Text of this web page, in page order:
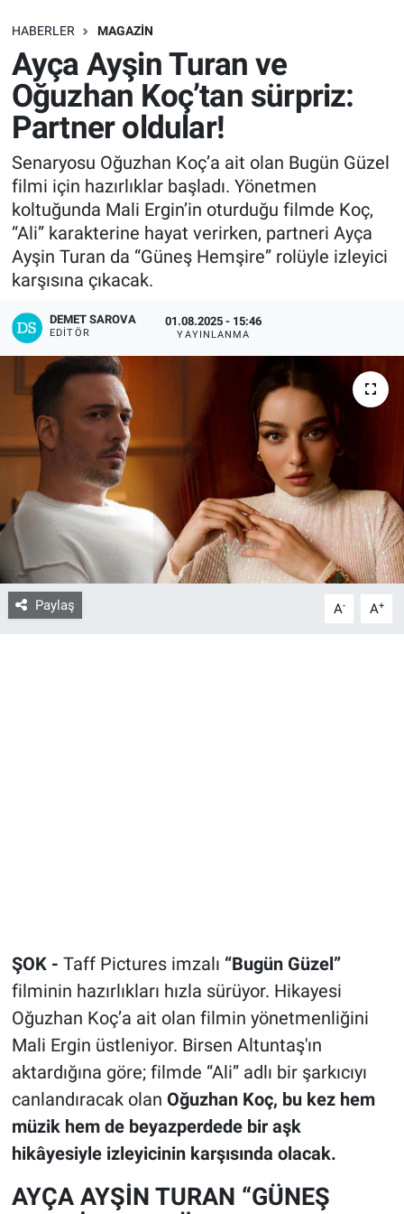
HABERLER MAGAZIN
Ayça Ayşin Turan ve
Oğuzhan Koç’tan sürpriz:
Partner oldular!
Senaryosu Oğuzhan Koç’a ait olan Bugün Güzel
filmi için hazırlıklar başladı. Yönetmen
koltuğunda Mali Ergin’in oturduğu filmde Koç,
“Ali” karakterine hayat verirken, partneri Ayça
Ayşin Turan da “Güneş Hemşire” rolüyle izleyici
karşısına çıkacak.
DEMET SAROVA
EDITÖR
01.08.2025 - 15:46
YAYINLANMA
Paylaş A- A+
ŞOK - Taff Pictures imzalı “Bugün Güzel”
filminin hazırlıkları hızla sürüyor. Hikayesi
Oğuzhan Koç’a ait olan filmin yönetmenliğini
Mali Ergin üstleniyor. Birsen Altuntaş'ın
aktardığına göre; filmde “Ali” adlı bir şarkıcıyı
canlandıracak olan Oğuzhan Koç, bu kez hem
müzik hem de beyazperdede bir aşk
hikâyesiyle izleyicinin karşısında olacak.
AYÇA AYŞİN TURAN “GÜNEŞ
SAĞLIK
EKONOMİ
EĞİTİM
ÖZEL HABER
Keşfet
ASTROLOJİ
RESMİ İLANLAR
İLAN
Bize ulaşın
İletişim/Künye
Yaşam
Gözden Kaçmasın